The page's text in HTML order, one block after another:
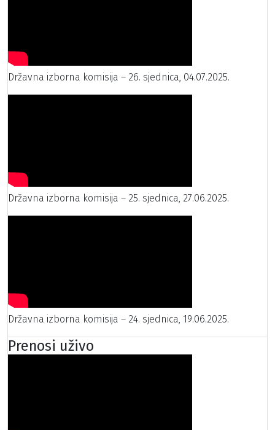
Državna izborna komisija – 26. sjednica, 04.07.2025.
Državna izborna komisija – 25. sjednica, 27.06.2025.
Državna izborna komisija – 24. sjednica, 19.06.2025.
Prenosi uživo